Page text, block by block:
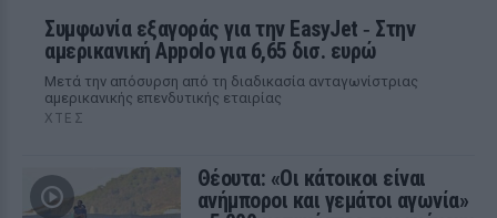
Συμφωνία εξαγοράς για την EasyJet ‑ Στην
αμερικανική Appolo για 6,65 δισ. ευρώ
Μετά την απόσυρση από τη διαδικασία ανταγωνίστριας
αμερικανικής επενδυτικής εταιρίας
ΧΤΕΣ
Θέουτα: «Οι κάτοικοι είναι
ανήμποροι και γεμάτοι αγωνία»